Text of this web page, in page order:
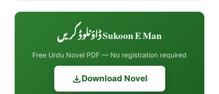
Sukoon E Man ڈاؤنلوڈ کریں
Free Urdu Novel PDF — No registration required
Download Novel